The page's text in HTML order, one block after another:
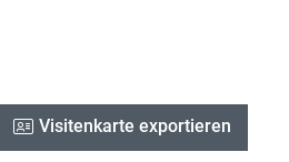
Visitenkarte exportieren